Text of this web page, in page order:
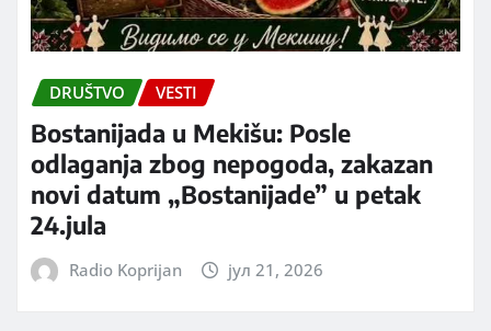
DRUŠTVO VESTI
Bostanijada u Mekišu: Posle
odlaganja zbog nepogoda, zakazan
novi datum „Bostanijade” u petak
24.jula
Radio Koprijan јул 21, 2026